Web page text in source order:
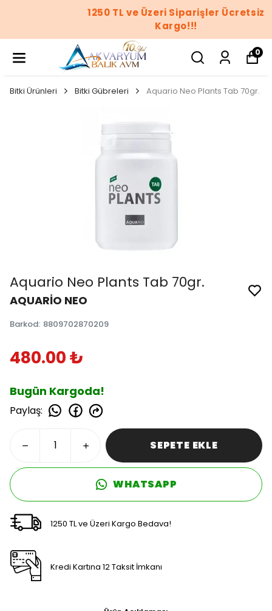
1250 TL ve Üzeri Siparişler Ücretsiz
Kargo!!!
0
Bitki Ürünleri Bitki Gübreleri Aquario Neo Plants Tab 70gr.
Aquario Neo Plants Tab 70gr.
AQUARİO NEO
Barkod: 8809702870209
480.00 ₺
Bugün Kargoda!
Paylaş:
SEPETE EKLE
WHATSAPP
1250 TL ve Üzeri Kargo Bedava!
Kredi Kartına 12 Taksit İmkanı